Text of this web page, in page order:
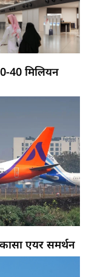
40 मिलियन
एयर समर्थन